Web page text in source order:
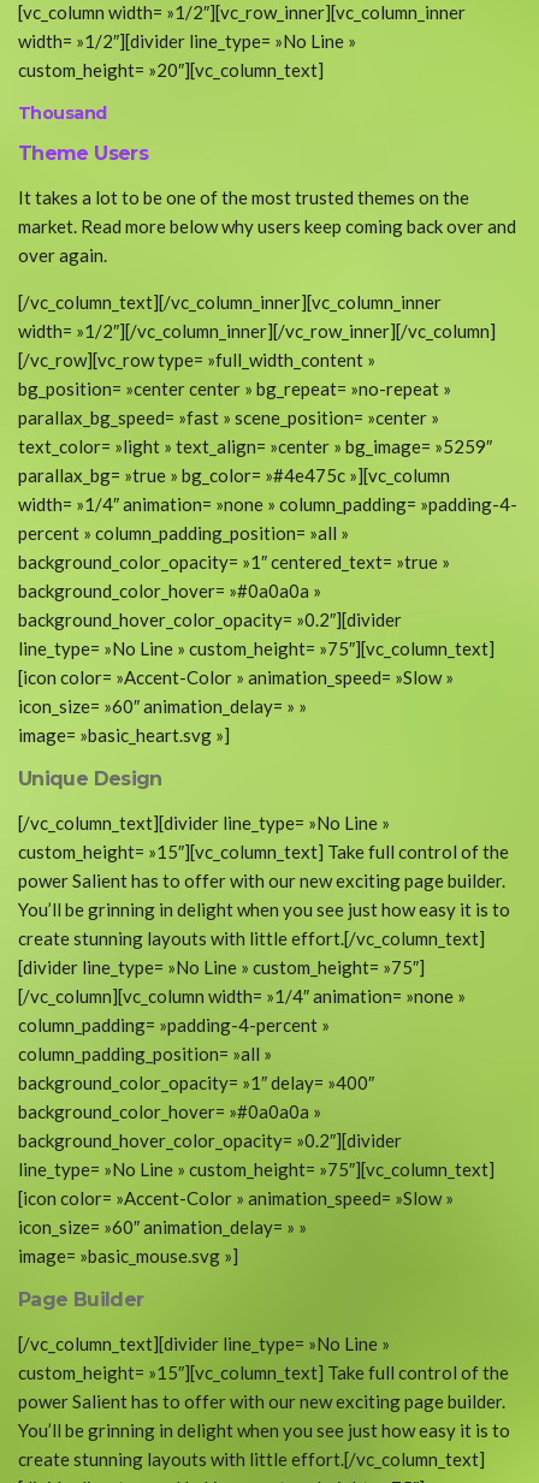
[vc_column width= »1/2″][vc_row_inner][vc_column_inner
width= »1/2″][divider line_type= »No Line »
custom_height= »20″][vc_column_text]
Thousand
Theme Users
It takes a lot to be one of the most trusted themes on the
market. Read more below why users keep coming back over and
over again.
[/vc_column_text][/vc_column_inner][vc_column_inner
width= »1/2″][/vc_column_inner][/vc_row_inner][/vc_column]
[/vc_row][vc_row type= »full_width_content »
bg_position= »center center » bg_repeat= »no-repeat »
parallax_bg_speed= »fast » scene_position= »center »
text_color= »light » text_align= »center » bg_image= »5259″
parallax_bg= »true » bg_color= »#4e475c »][vc_column
width= »1/4″ animation= »none » column_padding= »padding-4-
percent » column_padding_position= »all »
background_color_opacity= »1″ centered_text= »true »
background_color_hover= »#0a0a0a »
background_hover_color_opacity= »0.2″][divider
line_type= »No Line » custom_height= »75″][vc_column_text]
[icon color= »Accent-Color » animation_speed= »Slow »
icon_size= »60″ animation_delay= » »
image= »basic_heart.svg »]
Unique Design
[/vc_column_text][divider line_type= »No Line »
custom_height= »15″][vc_column_text] Take full control of the
power Salient has to offer with our new exciting page builder.
You’ll be grinning in delight when you see just how easy it is to
create stunning layouts with little effort.[/vc_column_text]
[divider line_type= »No Line » custom_height= »75″]
[/vc_column][vc_column width= »1/4″ animation= »none »
column_padding= »padding-4-percent »
column_padding_position= »all »
background_color_opacity= »1″ delay= »400″
background_color_hover= »#0a0a0a »
background_hover_color_opacity= »0.2″][divider
line_type= »No Line » custom_height= »75″][vc_column_text]
[icon color= »Accent-Color » animation_speed= »Slow »
icon_size= »60″ animation_delay= » »
image= »basic_mouse.svg »]
Page Builder
[/vc_column_text][divider line_type= »No Line »
custom_height= »15″][vc_column_text] Take full control of the
power Salient has to offer with our new exciting page builder.
You’ll be grinning in delight when you see just how easy it is to
create stunning layouts with little effort.[/vc_column_text]